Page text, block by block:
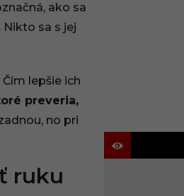
ako sa
Nikto sa s jej
lepšie ich
preveria,
no pri
ruku